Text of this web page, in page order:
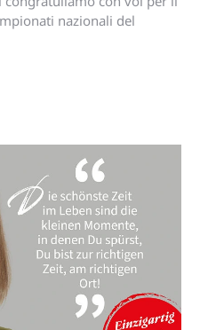
nazionali del